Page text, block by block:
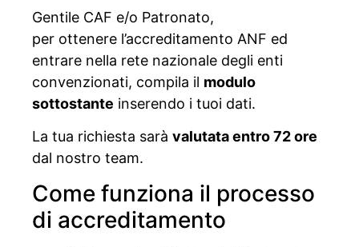
Gentile CAF e/o Patronato,
per ottenere l’accreditamento ANF ed
entrare nella rete nazionale degli enti
convenzionati, compila il modulo
sottostante inserendo i tuoi dati.
La tua richiesta sarà valutata entro 72 ore
dal nostro team.
Come funziona il processo
di accreditamento